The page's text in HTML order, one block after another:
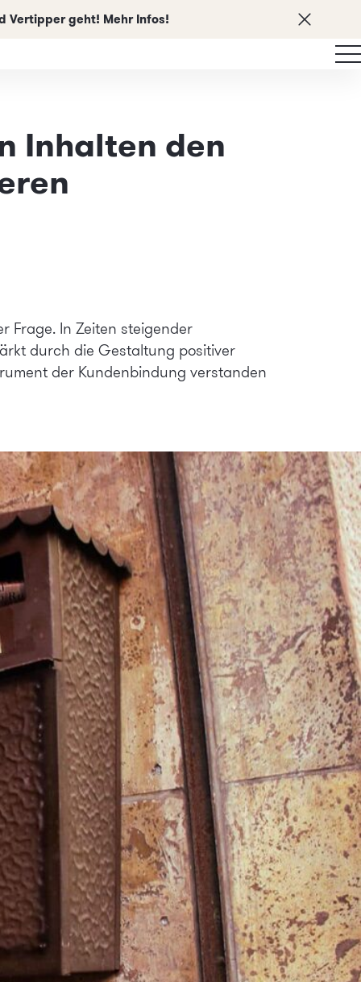
Vertipper geht! Mehr Infos!
Inhalten den
Frage. In Zeiten steigender
durch die Gestaltung positiver
der Kundenbindung verstanden